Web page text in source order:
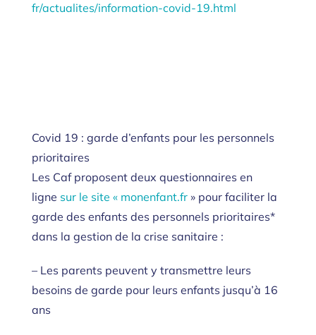
fr/actualites/information-covid-19.html
Covid 19 : garde d’enfants pour les personnels
prioritaires
Les Caf proposent deux questionnaires en
ligne sur le site « monenfant.fr» pour faciliter la
garde des enfants des personnels prioritaires*
dans la gestion de la crise sanitaire :
– Les parents peuvent y transmettre leurs
besoins de garde pour leurs enfants jusqu’à 16
ans